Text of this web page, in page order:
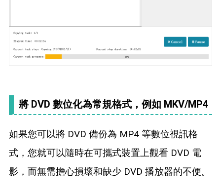
將 DVD 數位化為常規格式，例如 MKV/MP4
如果您可以將 DVD 備份為 MP4 等數位視訊格
式，您就可以隨時在可攜式裝置上觀看 DVD 電
影，而無需擔心損壞和缺少 DVD 播放器的不便。